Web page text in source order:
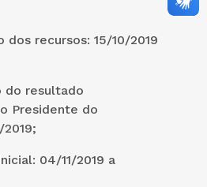
dos recursos: 15/10/2019
do resultado
Presidente do
2019;
04/11/2019 a